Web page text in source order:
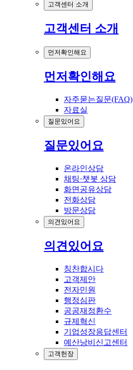
고객센터 소개
고객센터 소개
먼저확인해요
먼저확인해요
자주묻는질문(FAQ)
자료실
질문있어요
질문있어요
온라인상담
채팅·챗봇 상담
화면공유상담
전화상담
방문상담
의견있어요
의견있어요
칭찬합시다
고객제안
전자민원
행정심판
공공재정환수
규제혁신
기업성장응답센터
예산낭비신고센터
고객헌장